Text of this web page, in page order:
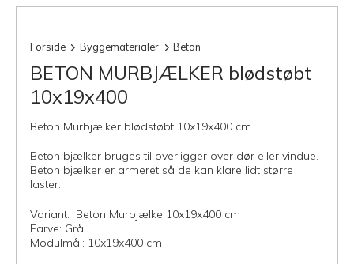
Forside Byggematerialer Beton
BETON MURBJÆLKER blødstøbt
10x19x400
Beton Murbjælker blødstøbt 10x19x400 cm
Beton bjælker bruges til overligger over dør eller vindue.
Beton bjælker er armeret så de kan klare lidt større
laster.
Variant: Beton Murbjælke 10x19x400 cm
Farve: Grå
Modulmål: 10x19x400 cm